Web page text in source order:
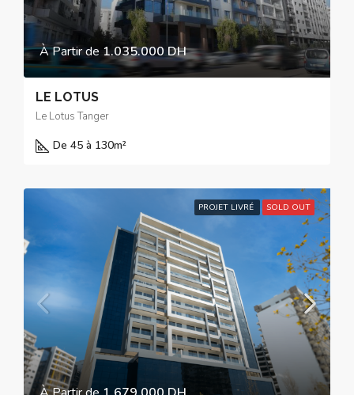
À Partir de 1.035.000 DH
LE LOTUS
Le Lotus Tanger
De 45 à 130m²
PROJET LIVRÉ SOLD OUT